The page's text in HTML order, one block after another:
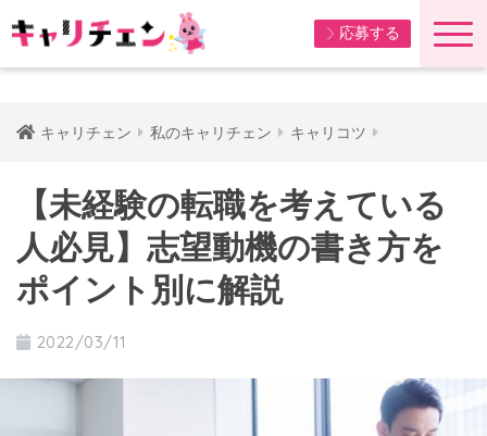
応募する
キャリチェン 私のキャリチェン キャリコツ
【未経験の転職を考えている
人必見】志望動機の書き方を
ポイント別に解説
2022/03/11